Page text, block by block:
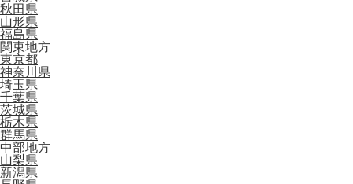
秋田県
山形県
福島県
関東地方
東京都
神奈川県
埼玉県
千葉県
茨城県
栃木県
群馬県
中部地方
山梨県
新潟県